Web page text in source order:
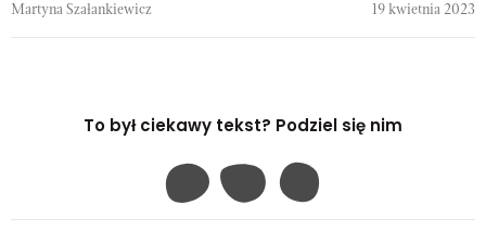
Martyna Szałankiewicz 19 kwietnia 2023
To był ciekawy tekst? Podziel się nim